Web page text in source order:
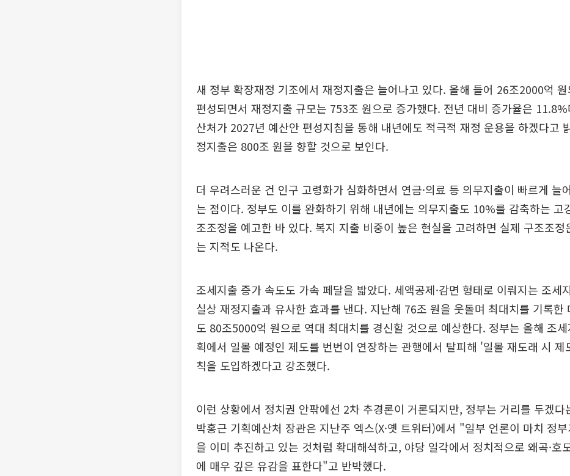
새 정부 확장재정 기조에서 재정지출은 늘어나고 있다. 올해 들어 26조2000억 원
편성되면서 재정지출 규모는 753조 원으로 증가했다. 전년 대비 증가율은
산처가 2027년 예산안 편성지침을 통해 내년에도 적극적 재정 운용을 하겠다고
정지출은 800조 원을 향할 것으로 보인다.
더 우려스러운 건 인구 고령화가 심화하면서 연금·의료 등 의무지출이 빠르게 늘
는 점이다. 정부도 이를 완화하기 위해 내년에는 의무지출도 10%를 감축하는 고
조조정을 예고한 바 있다. 복지 지출 비중이 높은 현실을 고려하면 실제 구조조정
는 지적도 나온다.
조세지출 증가 속도도 가속 페달을 밟았다. 세액공제·감면 형태로 이뤄지는 조세
실상 재정지출과 유사한 효과를 낸다. 지난해 76조 원을 웃돌며 최대치를 기록한
도 80조5000억 원으로 역대 최대치를 경신할 것으로 예상한다. 정부는 올해 조
획에서 일몰 예정인 제도를 번번이 연장하는 관행에서 탈피해 '일몰 재도래 시 제
칙을 도입하겠다고 강조했다.
이런 상황에서 정치권 안팎에선 2차 추경론이 거론되지만, 정부는 거리를 두겠다
박홍근 기획예산처 장관은 지난주 엑스(X·옛 트위터)에서 "일부 언론이 마치 정
을 이미 추진하고 있는 것처럼 확대해석하고, 야당 일각에서 정치적으로 왜곡·호
에 매우 깊은 유감을 표한다"고 반박했다.